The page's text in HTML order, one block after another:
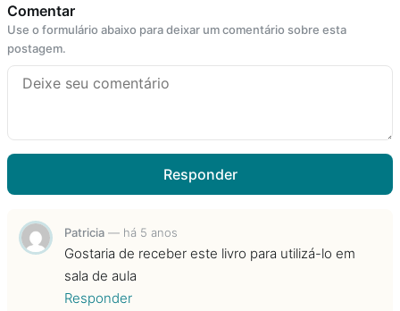
Comentar
Use o formulário abaixo para deixar um comentário sobre esta
postagem.
Responder
Patricia — há 5 anos
Gostaria de receber este livro para utilizá-lo em
sala de aula
Responder